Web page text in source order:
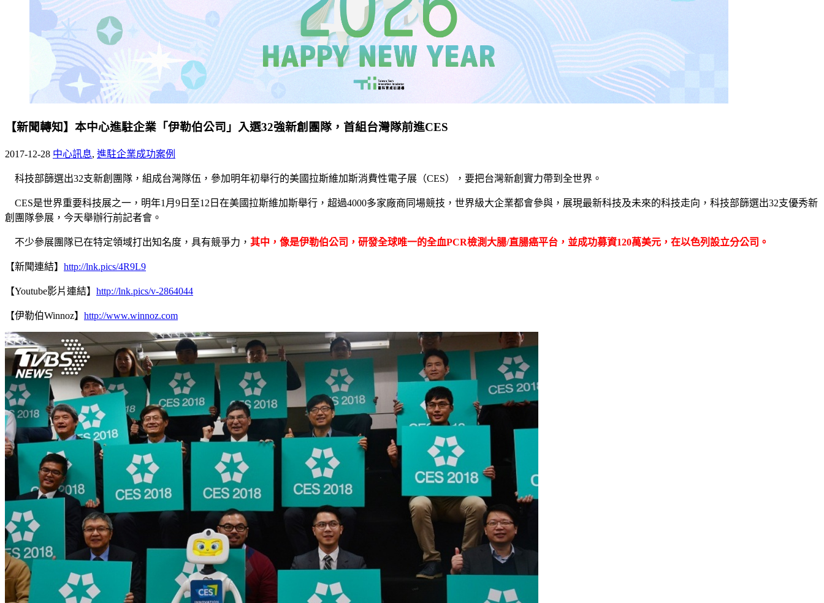
【新聞轉知】本中心進駐企業「伊勒伯公司」入選32強新創團隊，首組台灣隊前進CES
2017-12-28 中心訊息, 進駐企業成功案例
科技部篩選出32支新創團隊，組成台灣隊伍，參加明年初舉行的美國拉斯維加斯消費性電子展（CES），要把台灣新創實力帶到全世界。
CES是世界重要科技展之一，明年1月9日至12日在美國拉斯維加斯舉行，超過4000多家廠商同場競技，世界級大企業都會參與，展現最新科技及未來的科技走向，科技部篩選出32支優秀新
創團隊參展，今天舉辦行前記者會。
不少參展團隊已在特定領域打出知名度，具有競爭力， 其中，像是伊勒伯公司，研發全球唯一的全血PCR檢測大腸/直腸癌平台，並成功募資120萬美元，在以色列設立分公司。
【新聞連結】 http://lnk.pics/4R9L9
【Youtube影片連結】 http://lnk.pics/v-2864044
【伊勒伯Winnoz】 http://www.winnoz.com